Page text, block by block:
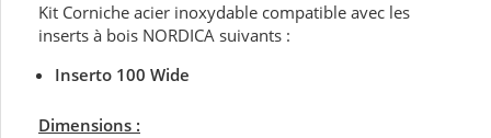
Kit Corniche acier inoxydable compatible avec les
inserts à bois NORDICA suivants :
Inserto 100 Wide
Dimensions :